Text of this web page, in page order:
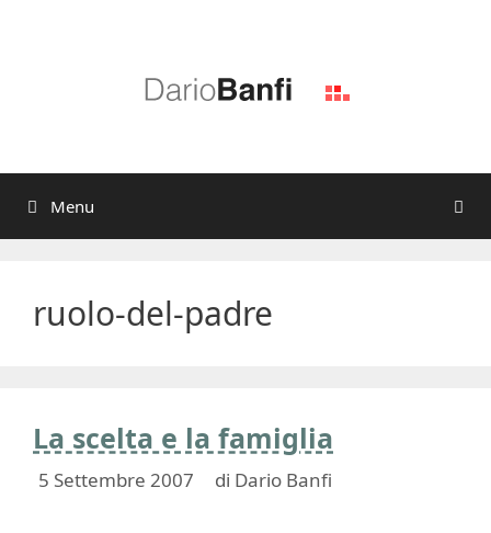
Menu
ruolo-del-padre
La scelta e la famiglia
5 Settembre 2007 di Dario Banfi